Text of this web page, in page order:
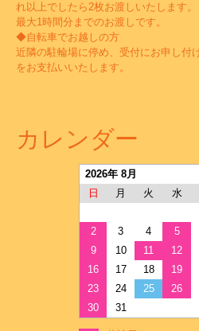
れ以上でしたら2枚お渡しいたします。
最大1時間分までのお渡しです。
◆自転車でお越しの方
近隣の駐輪場に停め、受付にお申し付
をお支払いいたします。
カレンダー
2026年 8月
日
月 火 水
2
3 4 5
9
10 11 12
16
17 18 19
23
24 25 26
30
31